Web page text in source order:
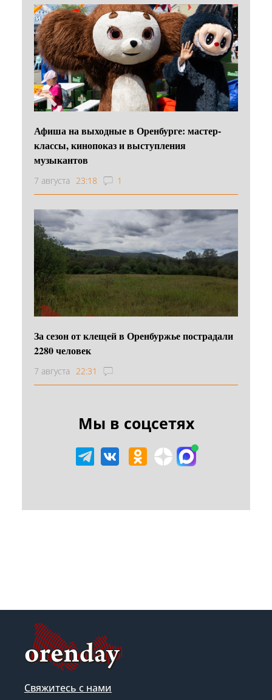
Афиша на выходные в Оренбурге: мастер-
классы, кинопоказ и выступления
музыкантов
7 августа 23:18 1
За сезон от клещей в Оренбуржье пострадали
2280 человек
7 августа 22:31
Мы в соцсетях
Свяжитесь с нами